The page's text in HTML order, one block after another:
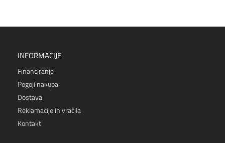
INFORMACIJE
Financiranje
Pogoji nakupa
Dostava
Reklamacije in vračila
Kontakt